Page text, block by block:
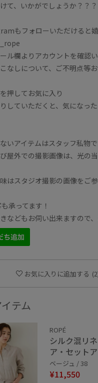
て、いかがでしょうか？？？
もフォローいただけると
ル欄よりアカウントを確認
なしについて、ご不明点等
押してお気に入り
していただくと、気になっ
いアイテムはスタッフ私物で
屋外での撮影画像は、光の
はスタジオ撮影の画像をご参
承ってます！
などもお伺い出来ますので
お気に入りに追加する
テム
ROPÉ
シルク混リ
ア・セット
ベージュ / 38
¥11,550